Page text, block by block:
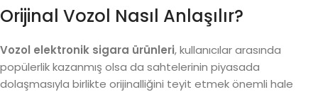
Orijinal Vozol Nasıl Anlaşılır?
Vozol elektronik sigara ürünleri, kullanıcılar arasında
popülerlik kazanmış olsa da sahtelerinin piyasada
dolaşmasıyla birlikte orijinalliğini teyit etmek önemli hale